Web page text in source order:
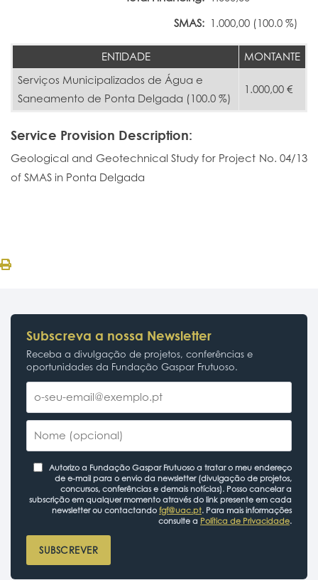
SMAS: 1.000,00 (100.0 %)
ENTIDADE
MONTANTE
Serviços Municipalizados de Água e
Saneamento de Ponta Delgada (100.0 %)
1.000,00 €
Service Provision Description:
Geological and Geotechnical Study for Project No. 04/13
of SMAS in Ponta Delgada
Subscreva a nossa Newsletter
Receba a divulgação de projetos, conferências e
oportunidades da Fundação Gaspar Frutuoso.
Autorizo a Fundação Gaspar Frutuoso a tratar o meu endereço
de e-mail para o envio da newsletter (divulgação de projetos,
concursos, conferências e demais notícias). Posso cancelar a
subscrição em qualquer momento através do link presente em cada
newsletter ou contactando fgf@uac.pt. Para mais informações
consulte a Política de Privacidade.
SUBSCREVER